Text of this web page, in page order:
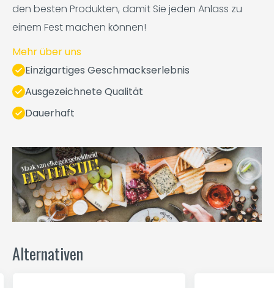
den besten Produkten, damit Sie jeden Anlass zu
einem Fest machen können!
Mehr über uns
Einzigartiges Geschmackserlebnis
Ausgezeichnete Qualität
Dauerhaft
Alternativen